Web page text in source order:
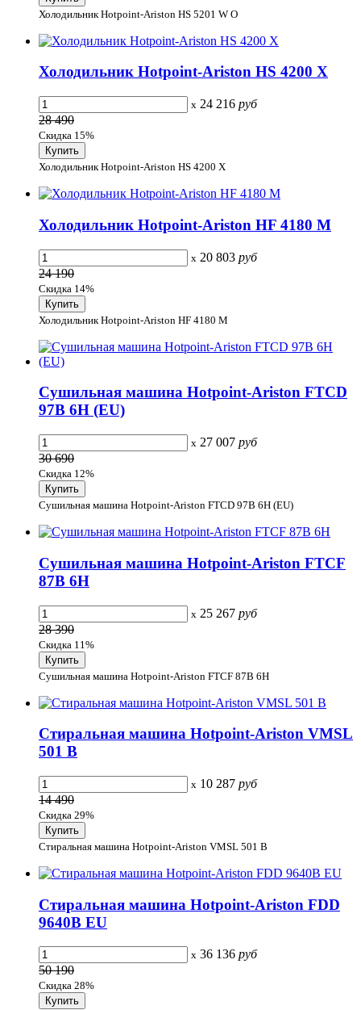
Холодильник Hotpoint-Ariston HS 5201 W O
Холодильник Hotpoint-Ariston HS 4200 X
x 24 216 руб
28 490
Скидка 15%
Холодильник Hotpoint-Ariston HS 4200 X
Холодильник Hotpoint-Ariston HF 4180 M
x 20 803 руб
24 190
Скидка 14%
Холодильник Hotpoint-Ariston HF 4180 M
Сушильная машина Hotpoint-Ariston FTCD
97B 6H (EU)
x 27 007 руб
30 690
Скидка 12%
Сушильная машина Hotpoint-Ariston FTCD 97B 6H (EU)
Сушильная машина Hotpoint-Ariston FTCF
87B 6H
x 25 267 руб
28 390
Скидка 11%
Сушильная машина Hotpoint-Ariston FTCF 87B 6H
Стиральная машина Hotpoint-Ariston VMSL
501 B
x 10 287 руб
14 490
Скидка 29%
Стиральная машина Hotpoint-Ariston VMSL 501 B
Стиральная машина Hotpoint-Ariston FDD
9640B EU
x 36 136 руб
50 190
Скидка 28%